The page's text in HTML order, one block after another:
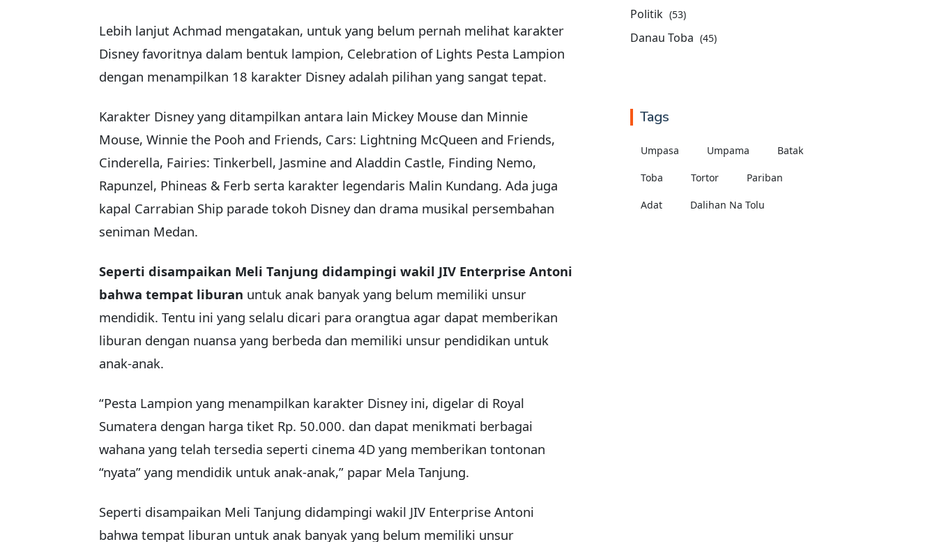
Lebih lanjut Achmad mengatakan, untuk yang belum pernah melihat karakter
Disney favoritnya dalam bentuk lampion, Celebration of Lights Pesta Lampion
dengan menampilkan 18 karakter Disney adalah pilihan yang sangat tepat.
Karakter Disney yang ditampilkan antara lain Mickey Mouse dan Minnie
Mouse, Winnie the Pooh and Friends, Cars: Lightning McQueen and Friends,
Cinderella, Fairies: Tinkerbell, Jasmine and Aladdin Castle, Finding Nemo,
Rapunzel, Phineas & Ferb serta karakter legendaris Malin Kundang. Ada juga
kapal Carrabian Ship parade tokoh Disney dan drama musikal persembahan
seniman Medan.
Seperti disampaikan Meli Tanjung didampingi wakil JIV Enterprise Antoni
bahwa tempat liburan untuk anak banyak yang belum memiliki unsur
mendidik. Tentu ini yang selalu dicari para orangtua agar dapat memberikan
liburan dengan nuansa yang berbeda dan memiliki unsur pendidikan untuk
anak-anak.
“Pesta Lampion yang menampilkan karakter Disney ini, digelar di Royal
Sumatera dengan harga tiket Rp. 50.000. dan dapat menikmati berbagai
wahana yang telah tersedia seperti cinema 4D yang memberikan tontonan
“nyata” yang mendidik untuk anak-anak,” papar Mela Tanjung.
Seperti disampaikan Meli Tanjung didampingi wakil JIV Enterprise Antoni
bahwa tempat liburan untuk anak banyak yang belum memiliki unsur
Politik (53)
Danau Toba (45)
Tags
Umpasa Umpama Batak
Toba Tortor Pariban
Adat Dalihan Na Tolu